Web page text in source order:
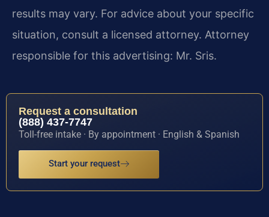
results may vary. For advice about your specific
situation, consult a licensed attorney. Attorney
responsible for this advertising: Mr. Sris.
Request a consultation
(888) 437-7747
Toll-free intake · By appointment · English & Spanish
Start your request